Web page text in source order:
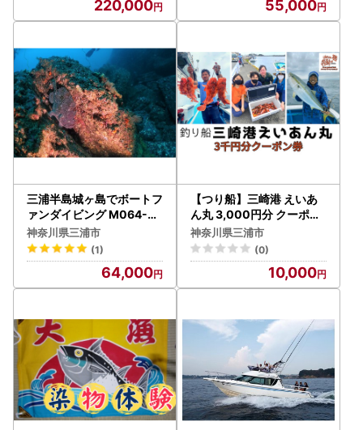
宛先：三浦市ふるさと納税サポートセンター 宛
※三浦市では、ワンストップ特例申請受付を外部委託してい
ます。
220,000 55,000
三浦半島城ヶ島でボートフ
ァンダイビング M064-0
03 チケット 体験
神奈川県三浦市
(1)
64,000
【つり船】三崎港 えいあ
ん丸 3,000円分 クーポン
券 M083-001 チケット 体
験
神奈川県三浦市
(0)
10,000